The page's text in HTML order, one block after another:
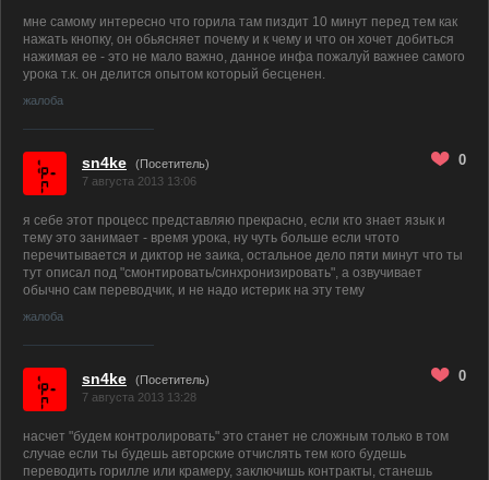
мне самому интересно что горила там пиздит 10 минут перед тем как
нажать кнопку, он обьясняет почему и к чему и что он хочет добиться
нажимая ее - это не мало важно, данное инфа пожалуй важнее самого
урока т.к. он делится опытом который бесценен.
жалоба
sn4ke
(Посетитель)
7 августа 2013 13:06
0
я себе этот процесс представляю прекрасно, если кто знает язык и
тему это занимает - время урока, ну чуть больше если чтото
перечитывается и диктор не заика, остальное дело пяти минут что ты
тут описал под "смонтировать/синхронизировать", а озвучивает
обычно сам переводчик, и не надо истерик на эту тему
жалоба
sn4ke
(Посетитель)
7 августа 2013 13:28
0
насчет "будем контролировать" это станет не сложным только в том
случае если ты будешь авторские отчислять тем кого будешь
переводить горилле или крамеру, заключишь контракты, станешь